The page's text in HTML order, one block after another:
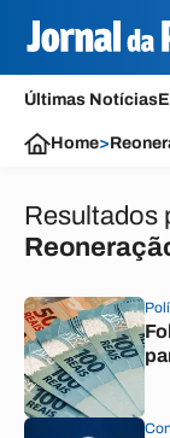
Últimas Notícias
Home>
Resultados